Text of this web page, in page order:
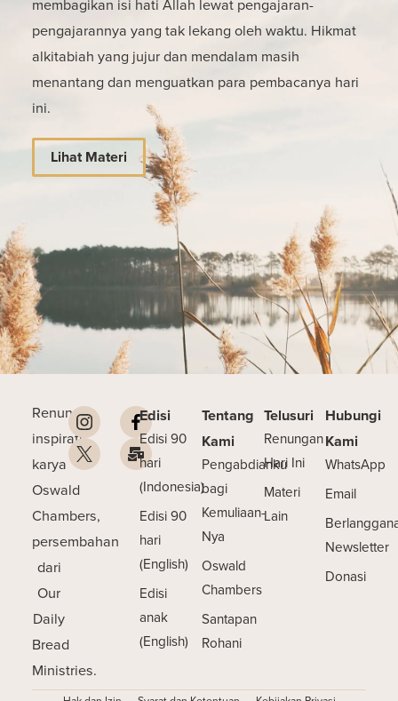
membagikan isi hati Allah lewat pengajaran-
pengajarannya yang tak lekang oleh waktu. Hikmat
alkitabiah yang jujur dan mendalam masih
menantang dan menguatkan para pembacanya hari
ini.
Lihat Materi
Renungan
inspiratif
karya
Oswald
Chambers,
persembahan
dari
Our
Daily
Bread
Ministries.
Edisi
Edisi 90
hari
(Indonesia)
Edisi 90
hari
(English)
Edisi
anak
(English)
Tentang
Kami
Pengabdianku
bagi
Kemuliaan-
Nya
Oswald
Chambers
Santapan
Rohani
Telusuri
Renungan
Hari Ini
Materi
Lain
Hubungi
Kami
WhatsApp
Email
Newsletter
Donasi